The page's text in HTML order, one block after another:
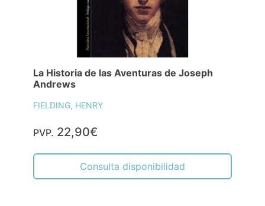
La Historia de las Aventuras de Joseph
Andrews
FIELDING, HENRY
PVP. 22,90€
Consulta disponibilidad